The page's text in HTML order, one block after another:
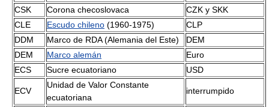
CSK
Corona checoslovaca
CZK y SKK
CLE
Escudo chileno (1960-1975)
CLP
DDM
Marco de RDA (Alemania del Este)
DEM
DEM
Marco alemán
Euro
ECS
Sucre ecuatoriano USD
ECV
Unidad de Valor Constante
ecuatoriana
interrumpido